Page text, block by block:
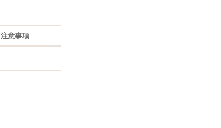
注意事項